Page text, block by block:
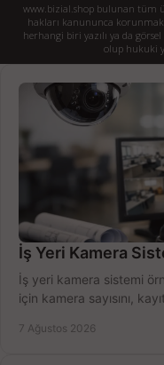
www.bizial.shop bulunan tüm
hakları kanununca
herhangi biri yazılı ya da
olup hukuki
İş Yeri Kamera
İş yeri kamera sistemi
için kamera sayısını,
7 Ağustos 2026